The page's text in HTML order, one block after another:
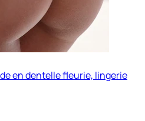
en dentelle fleurie, lingerie